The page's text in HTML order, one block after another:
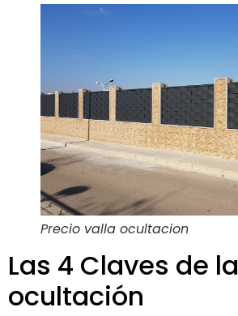
Precio valla ocultacion
Las 4 Claves de la
ocultación